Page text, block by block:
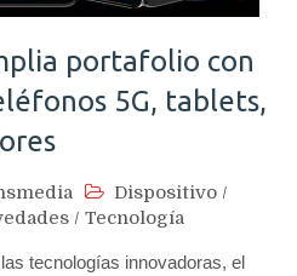
portafolio con
5G, tablets,
Dispositivo /
/ Tecnología
tecnologías innovadoras, el